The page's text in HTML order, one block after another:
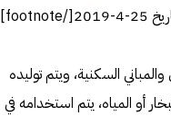
السكنية، ويتم توليده
أو المياه، يتم استخدامه في